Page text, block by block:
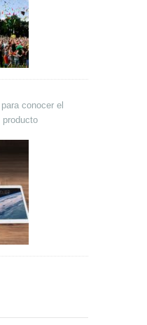
conocer el